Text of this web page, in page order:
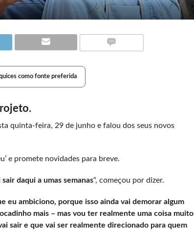
como fonte preferida
quinta-feira, 29 de junho e falou dos seus novos
e promete novidades para breve.
daqui a umas semanas“, começou por dizer.
eu ambiciono, porque isso ainda vai demorar algum
mais – mas vou ter realmente uma coisa muito
sair e que vai ser realmente direcionado para quem